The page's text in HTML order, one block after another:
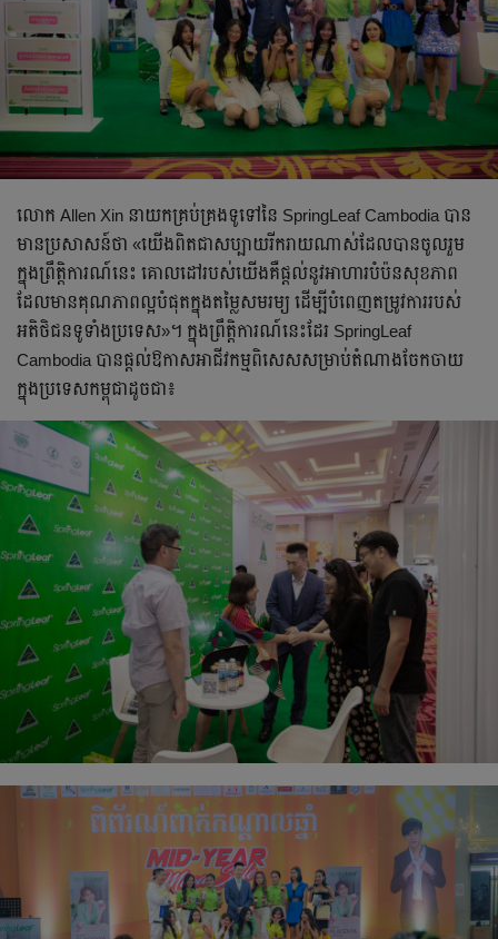
លោក Allen Xin នាយកគ្រប់គ្រងទូទៅនៃ SpringLeaf Cambodia បាន
មានប្រសាសន៍ថា «យើងពិតជាសប្បាយរីករាយណាស់ដែលបានចូលរួម
ក្នុងព្រឹត្តិការណ៍នេះ គោលដៅរបស់យើងគឺផ្តល់នូវអាហារបំប៉នសុខភាព
ដែលមានគុណភាពល្អបំផុតក្នុងតម្លៃសមរម្យ ដើម្បីបំពេញតម្រូវការរបស់
អតិថិជនទូទាំងប្រទេស»។ ក្នុងព្រឹត្តិការណ៍នេះដែរ SpringLeaf
Cambodia បានផ្តល់ឱកាសអាជីវកម្មពិសេសសម្រាប់តំណាងចែកចាយ
ក្នុងប្រទេសកម្ពុជាដូចជា៖